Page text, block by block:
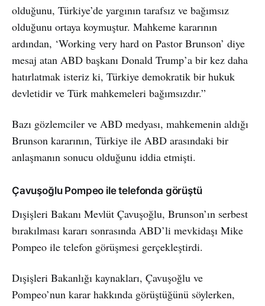
olduğunu, Türkiye’de yargının tarafsız ve bağımsız
olduğunu ortaya koymuştur. Mahkeme kararının
ardından, ‘Working very hard on Pastor Brunson’ diye
mesaj atan ABD başkanı Donald Trump’a bir kez daha
hatırlatmak isteriz ki, Türkiye demokratik bir hukuk
devletidir ve Türk mahkemeleri bağımsızdır.”
Bazı gözlemciler ve ABD medyası, mahkemenin aldığı
Brunson kararının, Türkiye ile ABD arasındaki bir
anlaşmanın sonucu olduğunu iddia etmişti.
Çavuşoğlu Pompeo ile telefonda görüştü
Dışişleri Bakanı Mevlüt Çavuşoğlu, Brunson’ın serbest
bırakılması kararı sonrasında ABD’li mevkidaşı Mike
Pompeo ile telefon görüşmesi gerçekleştirdi.
Dışişleri Bakanlığı kaynakları, Çavuşoğlu ve
Pompeo’nun karar hakkında görüştüğünü söylerken,